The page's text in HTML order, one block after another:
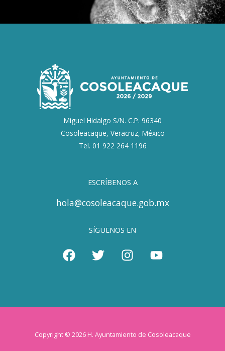
Miguel Hidalgo S/N. C.P. 96340
Cosoleacaque, Veracruz, México
Tel. 01 922 264 1196
ESCRÍBENOS A
hola@cosoleacaque.gob.mx
SÍGUENOS EN
Copyright © 2026 H. Ayuntamiento de Cosoleacaque